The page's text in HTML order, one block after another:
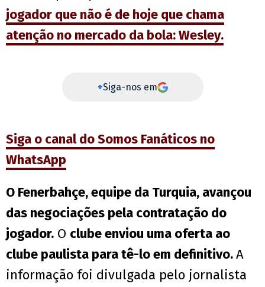
jogador que não é de hoje que chama
atenção no mercado da bola:Wesley.
+Siga-nos em
Siga o canal do Somos Fanáticos no
WhatsApp
O Fenerbahçe, equipe da Turquia, avançou
das negociações pela contratação do
jogador. O clube enviou uma oferta ao
clube paulista para tê-lo em definitivo.A
informação foi divulgada pelo jornalista